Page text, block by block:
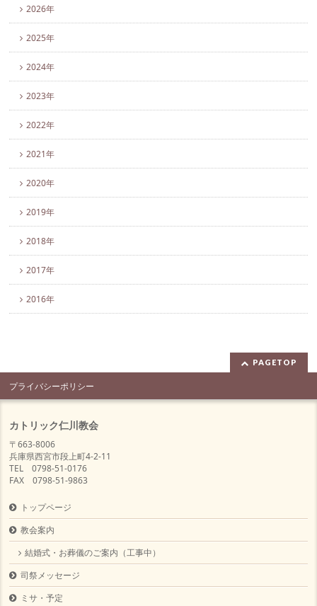
2026年
2025年
2024年
2023年
2022年
2021年
2020年
2019年
2018年
2017年
2016年
PAGETOP
プライバシーポリシー
カトリック仁川教会
〒663-8006
兵庫県西宮市段上町4-2-11
TEL 0798-51-0176
FAX 0798-51-9863
トップページ
教会案内
結婚式・お葬儀のご案内（工事中）
司祭メッセージ
ミサ・予定